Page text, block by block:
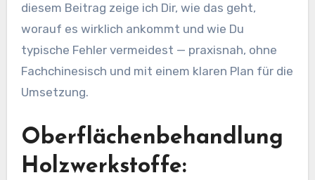
diesem Beitrag zeige ich Dir, wie das geht,
worauf es wirklich ankommt und wie Du
typische Fehler vermeidest — praxisnah, ohne
Fachchinesisch und mit einem klaren Plan für die
Umsetzung.
Oberflächenbehandlung
Holzwerkstoffe: